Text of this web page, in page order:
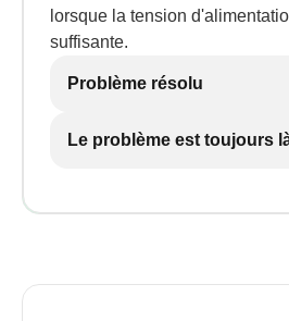
lorsque la tension
suffisante.
Problème résolu
Le problème est toujours